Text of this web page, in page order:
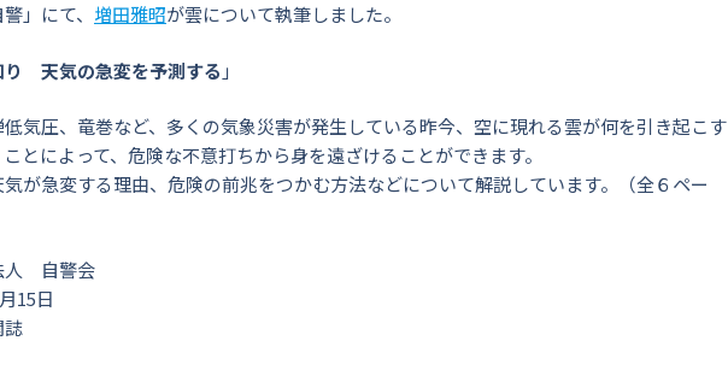
」にて、 増田雅昭が雲について執筆しました。
り 天気の急変を予測する 」
気圧、竜巻など、多くの気象災害が発生している昨今、空に現れる雲が何を引き起こす
とによって、危険な不意打ちから身を遠ざけることができます。
が急変する理由、危険の前兆をつかむ方法などについて解説しています。（全６ペー
人 自警会
15日